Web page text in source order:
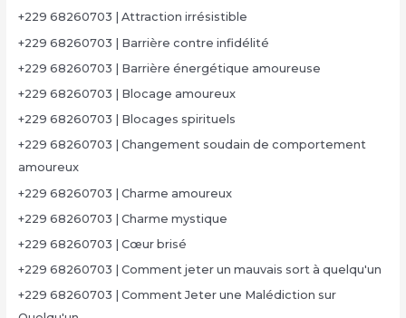
+229 68260703 | Attraction irrésistible
+229 68260703 | Barrière contre infidélité
+229 68260703 | Barrière énergétique amoureuse
+229 68260703 | Blocage amoureux
+229 68260703 | Blocages spirituels
+229 68260703 | Changement soudain de comportement
amoureux
+229 68260703 | Charme amoureux
+229 68260703 | Charme mystique
+229 68260703 | Cœur brisé
+229 68260703 | Comment jeter un mauvais sort à quelqu'un
+229 68260703 | Comment Jeter une Malédiction sur